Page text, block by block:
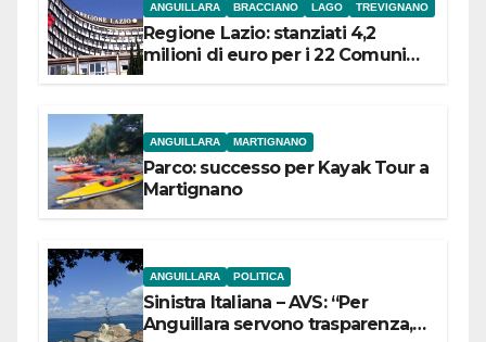
ANGUILLARA BRACCIANO LAGO TREVIGNANO
Regione Lazio: stanziati 4,2
milioni di euro per i 22 Comuni
ANGUILLARA MARTIGNANO
Parco: successo per Kayak Tour a
Martignano
ANGUILLARA POLITICA
Sinistra Italiana – AVS: “Per
Anguillara servono trasparenza,